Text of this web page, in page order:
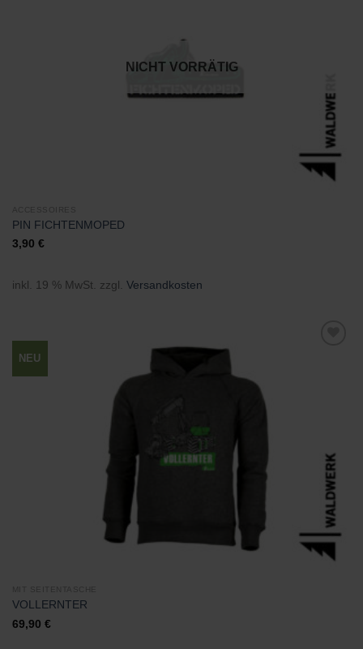
NICHT VORRÄTIG
PIN FICHTENMOPED
3,90 €
inkl. 19 % MwSt. zzgl. Versandkosten
NEU
VOLLERNTER
69,90 €